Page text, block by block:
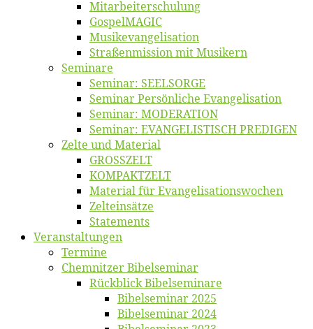
Mitarbeiter­schulung
Gos­pel­MA­GIC
Musikevan­ge­li­sa­tion
Straßenmis­sion mit Musikern
Se­mi­na­re
Se­mi­nar: SEELSORGE
Se­mi­nar Per­sön­li­che Evangelisation
Se­mi­nar: MODERATION
Se­mi­nar: EVANGELISTISCH PREDIGEN
Zel­te und Material
GROSSZELT
KOMPAKTZELT
Ma­te­ri­al für Evangelisationswochen
Zelt­ein­sät­ze
State­ments
Ver­an­stal­tun­gen
Ter­mi­ne
Chemnit­zer Bibelseminar
Rück­blick Bibelseminare
Bi­bel­se­mi­nar 2025
Bi­bel­se­mi­nar 2024